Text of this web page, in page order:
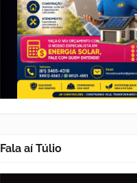
Fala aí Túlio